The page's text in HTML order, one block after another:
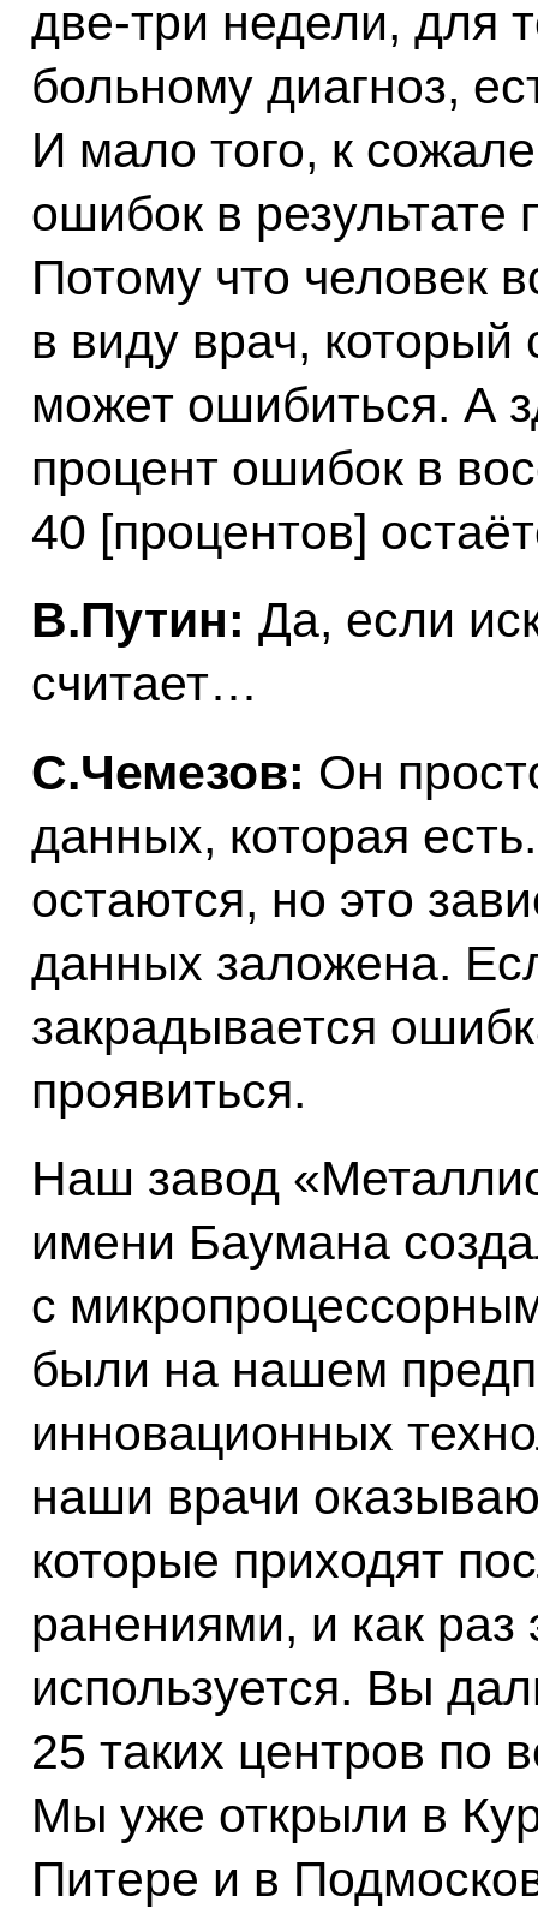
две-три недели, для
больному диагноз,
И мало того, к
ошибок в результате
Потому что человек
в виду врач, который
может ошибиться. А
процент ошибок в
40 [процентов]
В.Путин: Да, если
считает…
С.Чемезов: Он
данных, которая
остаются, но это
данных заложена.
закрадывается
проявиться.
Наш завод
имени Баумана
с
были на нашем
инновационных
наши врачи
которые приходят
ранениями, и как раз
используется. Вы
25 таких центров по
Мы уже открыли в
Питере и в